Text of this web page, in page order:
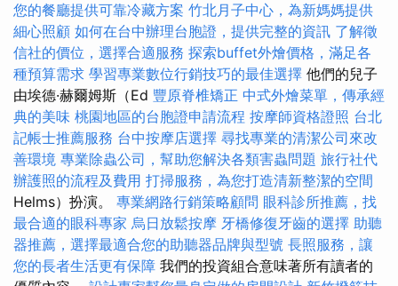
您的餐廳提供可靠冷藏方案 竹北月子中心，為新媽媽提供
細心照顧 如何在台中辦理台胞證，提供完整的資訊 了解徵
信社的價位，選擇合適服務 探索buffet外燴價格，滿足各
種預算需求 學習專業數位行銷技巧的最佳選擇 他們的兒子
由埃德·赫爾姆斯（Ed 豐原脊椎矯正 中式外燴菜單，傳承經
典的美味 桃園地區的台胞證申請流程 按摩師資格證照 台北
記帳士推薦服務 台中按摩店選擇 尋找專業的清潔公司來改
善環境 專業除蟲公司，幫助您解決各類害蟲問題 旅行社代
辦護照的流程及費用 打掃服務，為您打造清新整潔的空間
Helms）扮演。 專業網路行銷策略顧問 眼科診所推薦，找
最合適的眼科專家 烏日放鬆按摩 牙橋修復牙齒的選擇 助聽
器推薦，選擇最適合您的助聽器品牌與型號 長照服務，讓
您的長者生活更有保障 我們的投資組合意味著所有讀者的